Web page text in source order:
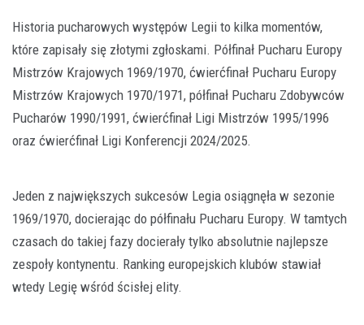
Historia pucharowych występów Legii to kilka momentów,
które zapisały się złotymi zgłoskami. Półfinał Pucharu Europy
Mistrzów Krajowych 1969/1970, ćwierćfinał Pucharu Europy
Mistrzów Krajowych 1970/1971, półfinał Pucharu Zdobywców
Pucharów 1990/1991, ćwierćfinał Ligi Mistrzów 1995/1996
oraz ćwierćfinał Ligi Konferencji 2024/2025.
Jeden z największych sukcesów Legia osiągnęła w sezonie
1969/1970, docierając do półfinału Pucharu Europy. W tamtych
czasach do takiej fazy docierały tylko absolutnie najlepsze
zespoły kontynentu. Ranking europejskich klubów stawiał
wtedy Legię wśród ścisłej elity.